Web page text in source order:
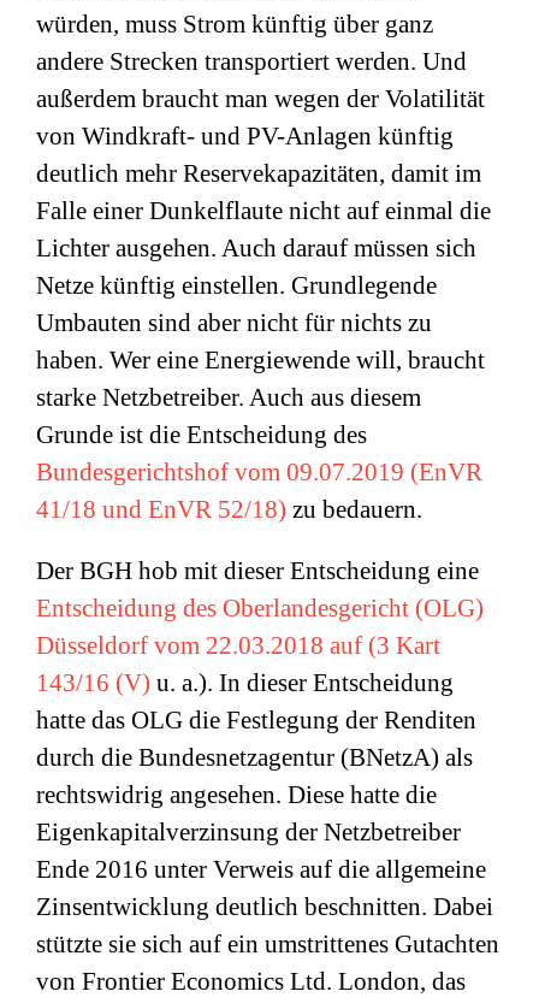
würden, muss Strom künftig über ganz
andere Strecken transportiert werden. Und
außerdem braucht man wegen der Volatilität
von Windkraft- und PV-Anlagen künftig
deutlich mehr Reservekapazitäten, damit im
Falle einer Dunkelflaute nicht auf einmal die
Lichter ausgehen. Auch darauf müssen sich
Netze künftig einstellen. Grundlegende
Umbauten sind aber nicht für nichts zu
haben. Wer eine Energiewende will, braucht
starke Netzbetreiber. Auch aus diesem
Grunde ist die Entscheidung des
Bundesgerichtshof vom 09.07.2019 (EnVR
41/18 und EnVR 52/18) zu bedauern.
Der BGH hob mit dieser Entscheidung eine
Entscheidung des Oberlandesgericht (OLG)
Düsseldorf vom 22.03.2018 auf (3 Kart
143/16 (V) u. a.). In dieser Entscheidung
hatte das OLG die Festlegung der Renditen
durch die Bundesnetzagentur (BNetzA) als
rechtswidrig angesehen. Diese hatte die
Eigenkapitalverzinsung der Netzbetreiber
Ende 2016 unter Verweis auf die allgemeine
Zinsentwicklung deutlich beschnitten. Dabei
stützte sie sich auf ein umstrittenes Gutachten
von Frontier Economics Ltd. London, das